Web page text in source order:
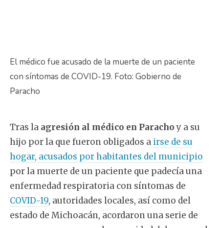
El médico fue acusado de la muerte de un paciente
con síntomas de COVID-19. Foto: Gobierno de
Paracho
Tras la agresión al médico en Parachoy a su
hijo por la que fueron obligados a irse de su
hogar, acusados por habitantes del municipio
por la muerte de un paciente que padecía una
enfermedad respiratoria con síntomas de
COVID-19, autoridades locales, así como del
estado de Michoacán, acordaron una serie de